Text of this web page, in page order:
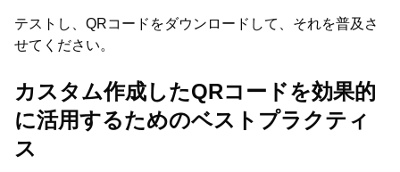
テストし、QRコードをダウンロードして、それを普及さ
せてください。
カスタム作成したQRコードを効果的
に活用するためのベストプラクティ
ス